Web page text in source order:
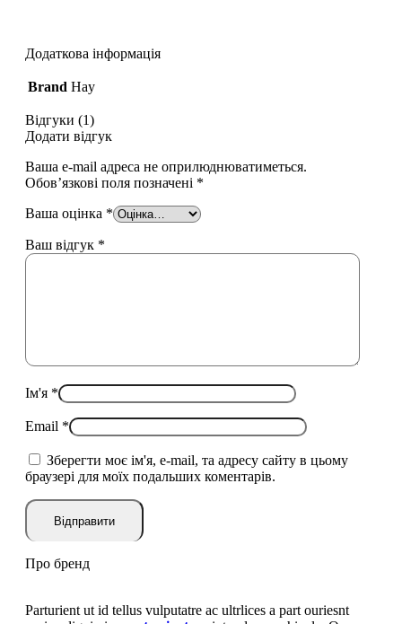
Додаткова інформація
Brand Hay
Відгуки (1)
Додати відгук
Ваша e-mail адреса не оприлюднюватиметься.
Обов’язкові поля позначені *
Ваша оцінка *
Ваш відгук *
Ім'я *
Email *
Зберегти моє ім'я, e-mail, та адресу сайту в цьому
браузері для моїх подальших коментарів.
Про бренд
Parturient ut id tellus vulputatre ac ultrlices a part ouriesnt